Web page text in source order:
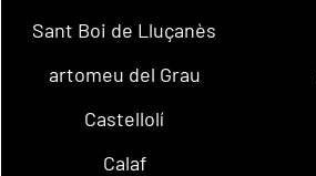
Sant Boi de Lluçanès
artomeu del Grau
Castellolí
Calaf